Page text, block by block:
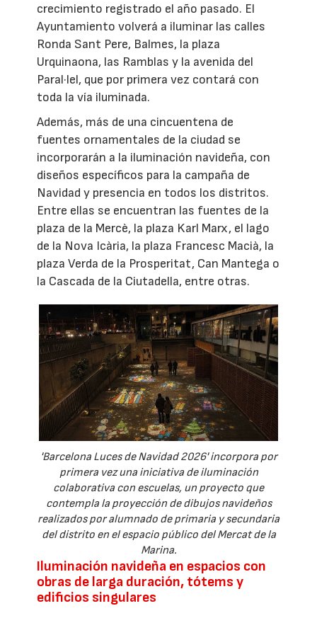
crecimiento registrado el año pasado. El
Ayuntamiento volverá a iluminar las calles
Ronda Sant Pere, Balmes, la plaza
Urquinaona, las Ramblas y la avenida del
Paral·lel, que por primera vez contará con
toda la vía iluminada.
Además, más de una cincuentena de
fuentes ornamentales de la ciudad se
incorporarán a la iluminación navideña, con
diseños específicos para la campaña de
Navidad y presencia en todos los distritos.
Entre ellas se encuentran las fuentes de la
plaza de la Mercè, la plaza Karl Marx, el lago
de la Nova Icària, la plaza Francesc Macià, la
plaza Verda de la Prosperitat, Can Mantega o
la Cascada de la Ciutadella, entre otras.
'Barcelona Luces de Navidad 2026' incorpora por
primera vez una iniciativa de iluminación
colaborativa con escuelas, un proyecto que
contempla la proyección de dibujos navideños
realizados por alumnado de primaria y secundaria
del distrito en el espacio público del Mercat de la
Marina.
Iluminación navideña en espacios con
obras de larga duración, tótems y
edificios singulares